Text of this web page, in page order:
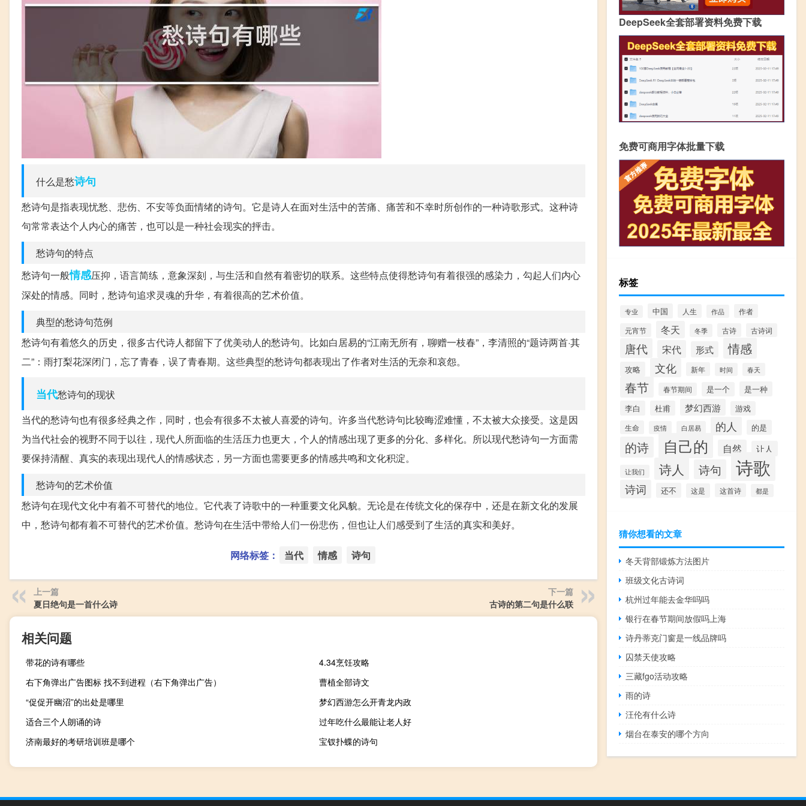
什么是愁诗句
愁诗句是指表现忧愁、悲伤、不安等负面情绪的诗句。它是诗人在面对生活中的苦痛、痛苦和不幸时所创作的一种诗歌形式。这种诗
句常常表达个人内心的痛苦，也可以是一种社会现实的抨击。
愁诗句的特点
愁诗句一般情感压抑，语言简练，意象深刻，与生活和自然有着密切的联系。这些特点使得愁诗句有着很强的感染力，勾起人们内心
深处的情感。同时，愁诗句追求灵魂的升华，有着很高的艺术价值。
典型的愁诗句范例
愁诗句有着悠久的历史，很多古代诗人都留下了优美动人的愁诗句。比如白居易的“江南无所有，聊赠一枝春”，李清照的“题诗两首·其
二”：雨打梨花深闭门，忘了青春，误了青春期。这些典型的愁诗句都表现出了作者对生活的无奈和哀怨。
当代愁诗句的现状
当代的愁诗句也有很多经典之作，同时，也会有很多不太被人喜爱的诗句。许多当代愁诗句比较晦涩难懂，不太被大众接受。这是因
为当代社会的视野不同于以往，现代人所面临的生活压力也更大，个人的情感出现了更多的分化、多样化。所以现代愁诗句一方面需
要保持清醒、真实的表现出现代人的情感状态，另一方面也需要更多的情感共鸣和文化积淀。
愁诗句的艺术价值
愁诗句在现代文化中有着不可替代的地位。它代表了诗歌中的一种重要文化风貌。无论是在传统文化的保存中，还是在新文化的发展
中，愁诗句都有着不可替代的艺术价值。愁诗句在生活中带给人们一份悲伤，但也让人们感受到了生活的真实和美好。
网络标签： 当代 情感 诗句
上一篇
夏日绝句是一首什么诗
下一篇
古诗的第二句是什么联
相关问题
带花的诗有哪些
4.34烹饪攻略
右下角弹出广告图标 找不到进程（右下角弹出广告）
曹植全部诗文
“促促开幽沼”的出处是哪里
梦幻西游怎么开青龙内政
适合三个人朗诵的诗
过年吃什么最能让老人好
济南最好的考研培训班是哪个
宝钗扑蝶的诗句
DeepSeek全套部署资料免费下载
免费可商用字体批量下载
标签
专业 中国 人生 作品
作者
元宵节
冬天 冬季 古诗 古诗词
唐代 宋代 形式 情感
攻略 文化 新年 时间 春天
春节 春节期间 是一个
是一种
李白
杜甫 梦幻西游 游戏
生命 疫情 白居易 的人 的是
的诗 自己的 自然 让人
让我们 诗人 诗句 诗歌
诗词 还不 这是 这首诗 都是
猜你想看的文章
冬天背部锻炼方法图片
班级文化古诗词
杭州过年能去金华吗吗
银行在春节期间放假吗上海
诗丹蒂克门窗是一线品牌吗
囚禁天使攻略
三藏fgo活动攻略
雨的诗
汪伦有什么诗
烟台在泰安的哪个方向